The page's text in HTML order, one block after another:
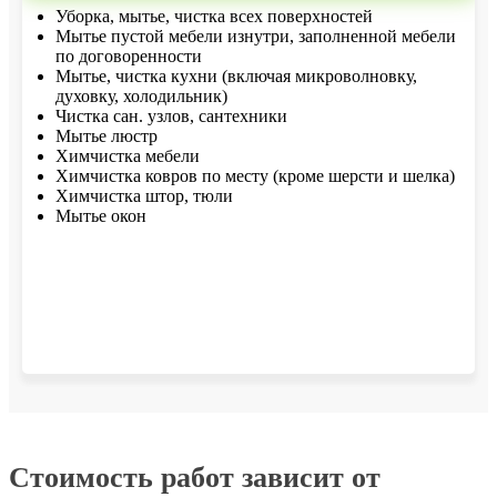
Уборка, мытье, чистка всех поверхностей
Мытье пустой мебели изнутри, заполненной мебели
по договоренности
Мытье, чистка кухни (включая микроволновку,
духовку, холодильник)
Чистка сан. узлов, сантехники
Мытье люстр
Химчистка мебели
Химчистка ковров по месту (кроме шерсти и шелка)
Химчистка штор, тюли
Мытье окон
Стоимость работ зависит от